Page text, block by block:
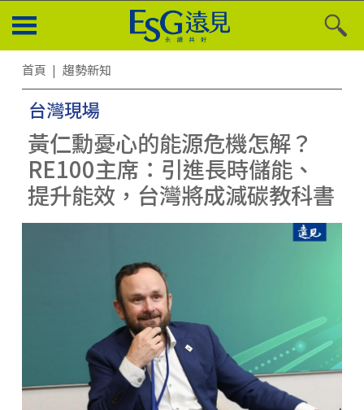
首頁 趨勢新知
台灣現場
黃仁勳憂心的能源危機怎解？
RE100主席：引進長時儲能、
提升能效，台灣將成減碳教科書